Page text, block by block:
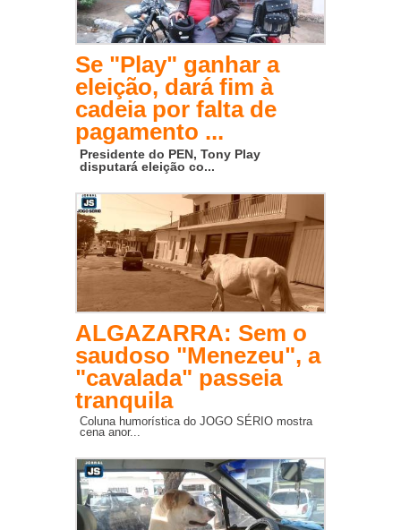
Se "Play" ganhar a
eleição, dará fim à
cadeia por falta de
pagamento ...
Presidente do PEN, Tony Play
disputará eleição co...
ALGAZARRA: Sem o
saudoso "Menezeu", a
"cavalada" passeia
tranquila
Coluna humorística do JOGO SÉRIO mostra
cena anor...